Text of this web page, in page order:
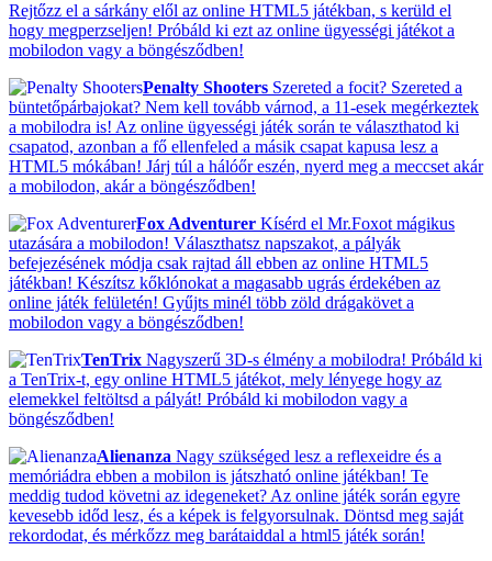
Rejtőzz el a sárkány elől az online HTML5 játékban, s kerüld el
hogy megperzseljen! Próbáld ki ezt az online ügyességi játékot a
mobilodon vagy a böngésződben!
Penalty Shooters Szereted a focit? Szereted a
büntetőpárbajokat? Nem kell tovább várnod, a 11-esek megérkeztek
a mobilodra is! Az online ügyességi játék során te választhatod ki
csapatod, azonban a fő ellenfeled a másik csapat kapusa lesz a
HTML5 mókában! Járj túl a hálóőr eszén, nyerd meg a meccset akár
a mobilodon, akár a böngésződben!
Fox Adventurer Kísérd el Mr.Foxot mágikus
utazására a mobilodon! Választhatsz napszakot, a pályák
befejezésének módja csak rajtad áll ebben az online HTML5
játékban! Készítsz kőklónokat a magasabb ugrás érdekében az
online játék felületén! Gyűjts minél több zöld drágakövet a
mobilodon vagy a böngésződben!
TenTrix Nagyszerű 3D-s élmény a mobilodra! Próbáld ki
a TenTrix-t, egy online HTML5 játékot, mely lényege hogy az
elemekkel feltöltsd a pályát! Próbáld ki mobilodon vagy a
böngésződben!
Alienanza Nagy szükséged lesz a reflexeidre és a
memóriádra ebben a mobilon is játszható online játékban! Te
meddig tudod követni az idegeneket? Az online játék során egyre
kevesebb időd lesz, és a képek is felgyorsulnak. Döntsd meg saját
rekordodat, és mérkőzz meg barátaiddal a html5 játék során!